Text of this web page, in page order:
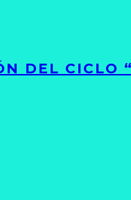
DEL CICLO